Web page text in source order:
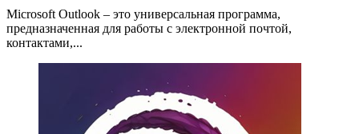
Microsoft Outlook – это универсальная программа,
предназначенная для работы с электронной почтой,
контактами,...